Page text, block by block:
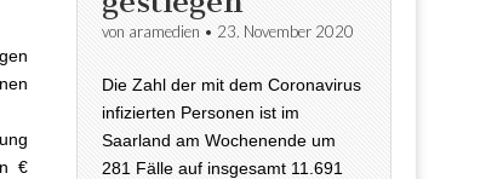
€
von aramedien • 23. November 2020
Die Zahl der mit dem Coronavirus
infizierten Personen ist im
Saarland am Wochenende um
281 Fälle auf insgesamt 11.691